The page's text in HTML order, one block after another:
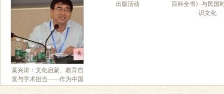
馆歌的创作及内涵说起
出版活动
百科全书》与民国
识文化
黄兴涛：文化启蒙、教育自
觉与学术担当——作为中国